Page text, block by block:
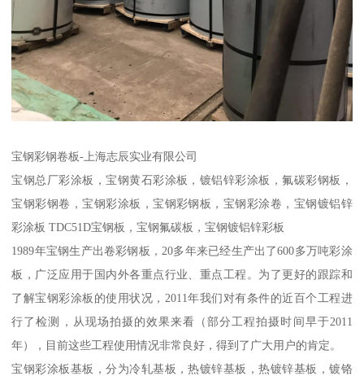
宝钢彩钢卷板-上海志辰实业有限公司
宝钢总厂彩涂板，宝钢黄石彩涂板，镀铝锌彩涂板，氟碳彩钢板，
宝钢彩钢卷，宝钢彩涂板，宝钢彩钢板，宝钢彩涂卷，宝钢镀铝锌
彩涂板 TDC51D宝钢板，宝钢氟碳板，宝钢镀铝锌彩板
1989年宝钢生产出卷彩钢板，20多年来已经生产出了600多万吨彩涂
板，广泛应用于国内外各重点行业、重点工程。为了更好的跟踪和
了解宝钢彩涂板的使用状况，2011年我们对有条件的近百个工程进
行了检测，从现场拍摄的效果来看（部分工程拍摄时间早于2011
年），目前这些工程使用情况非常良好，得到了广大用户的肯定。
宝钢彩涂板基板，分为冷轧基板，热镀锌基板，热镀锌基板，镀铬